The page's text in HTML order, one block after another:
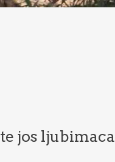
jos ljubimaca